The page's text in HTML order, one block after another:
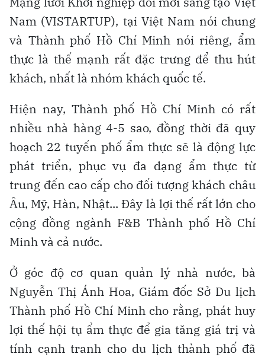
Nam (VISTARTUP), tại Việt Nam nói chung
và Thành phố Hồ Chí Minh nói riêng, ẩm
thực là thế mạnh rất đặc trưng để thu hút
khách, nhất là nhóm khách quốc tế.
Hiện nay, Thành phố Hồ Chí Minh có rất
nhiều nhà hàng 4-5 sao, đồng thời đã quy
hoạch 22 tuyến phố ẩm thực sẽ là động lực
phát triển, phục vụ đa dạng ẩm thực từ
trung đến cao cấp cho đối tượng khách châu
Âu, Mỹ, Hàn, Nhật... Đây là lợi thế rất lớn cho
cộng đồng ngành F&B Thành phố Hồ Chí
Minh và cả nước.
Ở góc độ cơ quan quản lý nhà nước, bà
Nguyễn Thị Ánh Hoa, Giám đốc Sở Du lịch
Thành phố Hồ Chí Minh cho rằng, phát huy
lợi thế hội tụ ẩm thực để gia tăng giá trị và
tính cạnh tranh cho du lịch thành phố đã